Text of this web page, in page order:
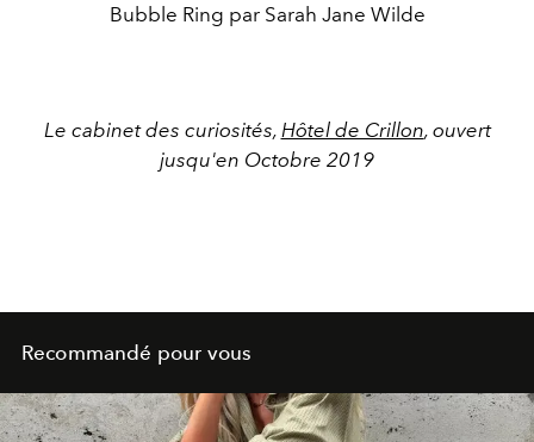
Bubble Ring par Sarah Jane Wilde
Le cabinet des curiosités, Hôtel de Crillon, ouvert
jusqu'en Octobre 2019
Recommandé pour vous